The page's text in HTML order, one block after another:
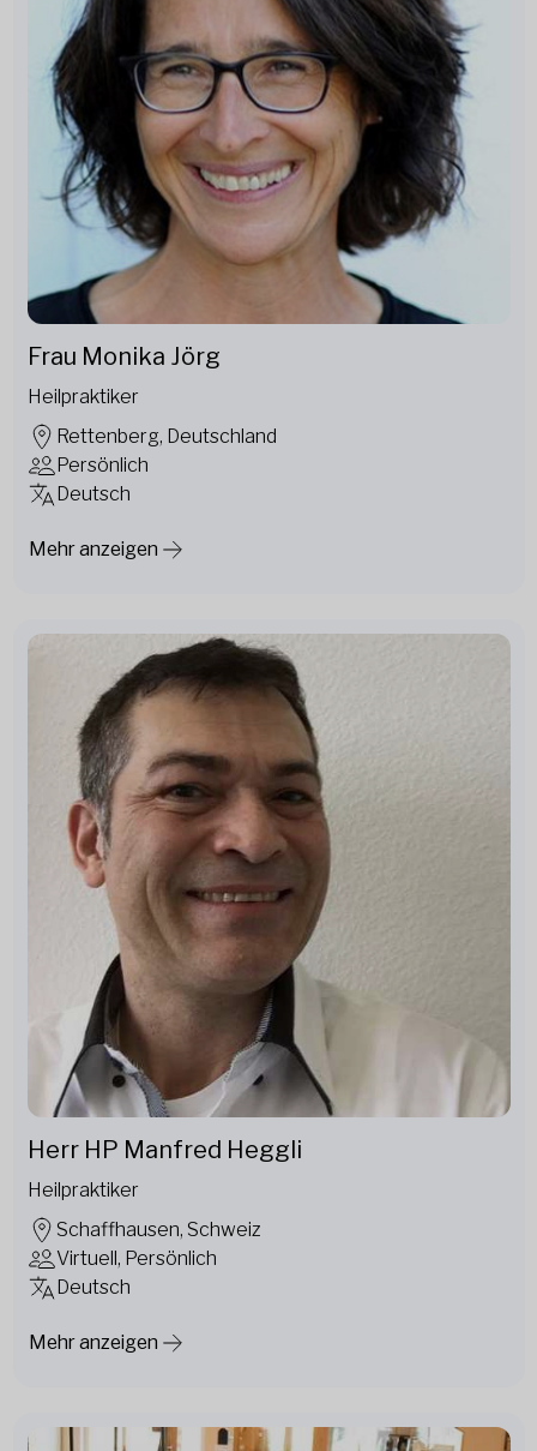
Frau Monika Jörg
Heilpraktiker
Rettenberg, Deutschland
Persönlich
Deutsch
Mehr anzeigen
Herr HP Manfred Heggli
Heilpraktiker
Schaffhausen, Schweiz
Virtuell, Persönlich
Deutsch
Mehr anzeigen